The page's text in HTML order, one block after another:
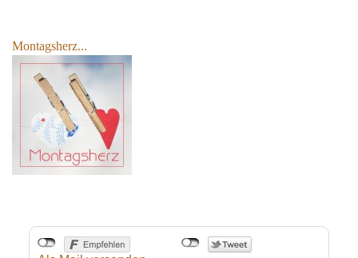
Montagsherz...